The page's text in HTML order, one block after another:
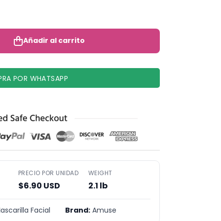
Añadir al carrito
POR WHATSAPP
PRECIO POR UNIDAD
$6.90 USD
WEIGHT
2.1 lb
Facial Brand:Amuse